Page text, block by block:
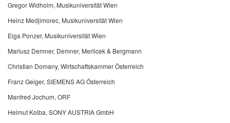
Gregor Widholm, Musikuniversität Wien
Heinz Medjimorec, Musikuniversität Wien
Elga Ponzer, Musikuniversität Wien
Mariusz Demner, Demner, Merlicek & Bergmann
Christian Domany, Wirtschaftskammer Österreich
Franz Geiger, SIEMENS AG Österreich
Manfred Jochum, ORF
Helmut Kolba, SONY AUSTRIA GmbH